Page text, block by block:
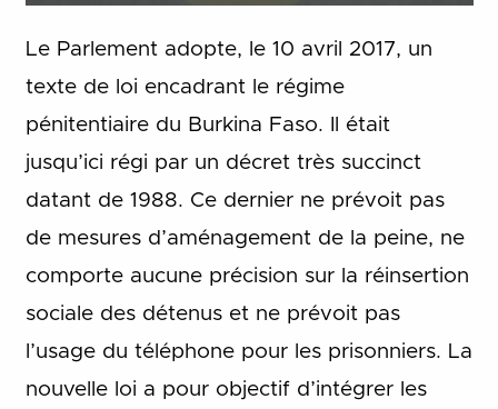
Le Parlement adopte, le 10 avril 2017, un
texte de loi encadrant le régime
pénitentiaire du Burkina Faso. Il était
jusqu’ici régi par un décret très succinct
datant de 1988. Ce dernier ne prévoit pas
de mesures d’aménagement de la peine, ne
comporte aucune précision sur la réinsertion
sociale des détenus et ne prévoit pas
l’usage du téléphone pour les prisonniers. La
nouvelle loi a pour objectif d’intégrer les